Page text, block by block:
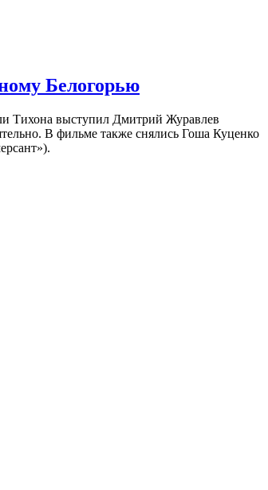
Белогорью
Тихона выступил Дмитрий Журавлев
В фильме также снялись Гоша Куценко